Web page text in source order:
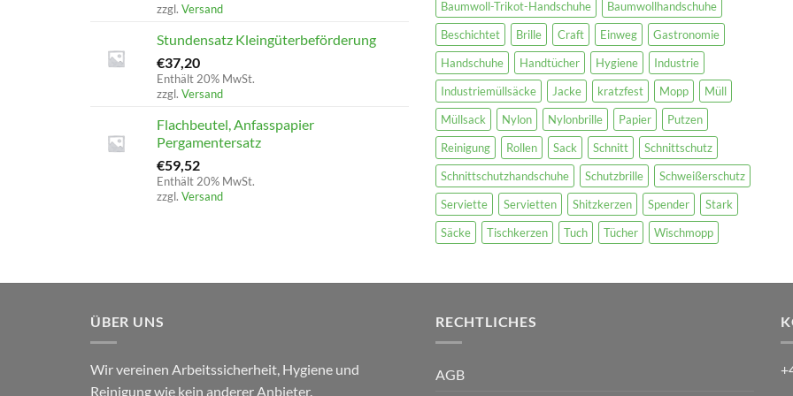
zzgl. Versand
Stundensatz Kleingüterbeförderung
€37,20
Enthält 20% MwSt.
zzgl. Versand
Flachbeutel, Anfasspapier
Pergamentersatz
€59,52
Enthält 20% MwSt.
zzgl. Versand
Baumwoll-Trikot-Handschuhe
Baumwollhandschuhe
Beschichtet
Brille Craft Einweg
Gastronomie
Handschuhe
Handtücher Hygiene
Industrie
Industriemüllsäcke
Jacke kratzfest Mopp
Müll
Müllsack
Nylon Nylonbrille Papier
Putzen
Reinigung
Rollen Sack Schnitt
Schnittschutz
Schnittschutzhandschuhe
Schutzbrille
Schweißerschutz
Serviette
Servietten Shitzkerzen Spender
Stark
Säcke
Tischkerzen Tuch Tücher Wischmopp
ÜBER UNS
Wir vereinen Arbeitssicherheit, Hygiene und
Reinigung wie kein anderer Anbieter.
RECHTLICHES
AGB